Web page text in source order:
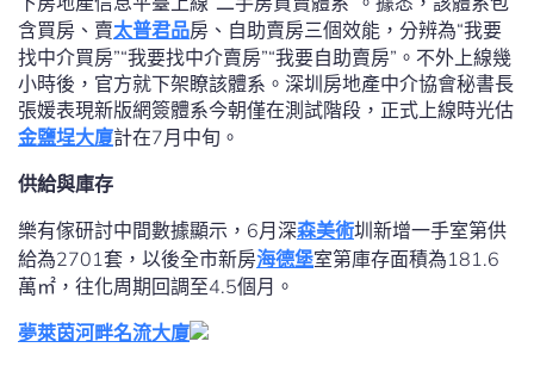
含買房、賣太普君品房、自助賣房三個效能，分辨為“我要
找中介買房”“我要找中介賣房”“我要自助賣房”。不外上線幾
小時後，官方就下架瞭該體系。深圳房地產中介協會秘書長
張媛表現新版網簽體系今朝僅在測試階段，正式上線時光估
金鹽埕大廈計在7月中旬。
供給與庫存
樂有傢研討中間數據顯示，6月深森美術圳新增一手室第供
給為2701套，以後全市新房海德堡室第庫存面積為181.6
萬㎡，往化周期回調至4.5個月。
夢萊茵河畔名流大廈